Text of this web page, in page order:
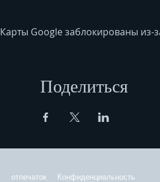
Карты Google заблокированы из-
Поделиться
отпечаток Конфиденциальность